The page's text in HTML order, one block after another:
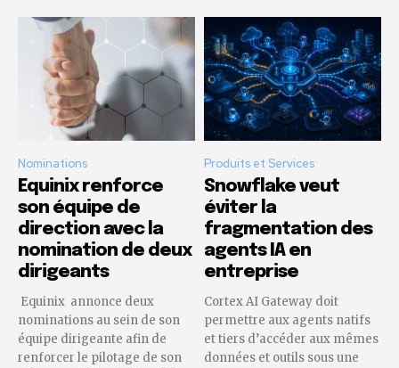
Nominations
Equinix renforce
son équipe de
direction avec la
nomination de deux
dirigeants
Equinix annonce deux
nominations au sein de son
équipe dirigeante afin de
renforcer le pilotage de son
Produits et Services
Snowflake veut
éviter la
fragmentation des
agents IA en
entreprise
Cortex AI Gateway doit
permettre aux agents natifs
et tiers d’accéder aux mêmes
données et outils sous une